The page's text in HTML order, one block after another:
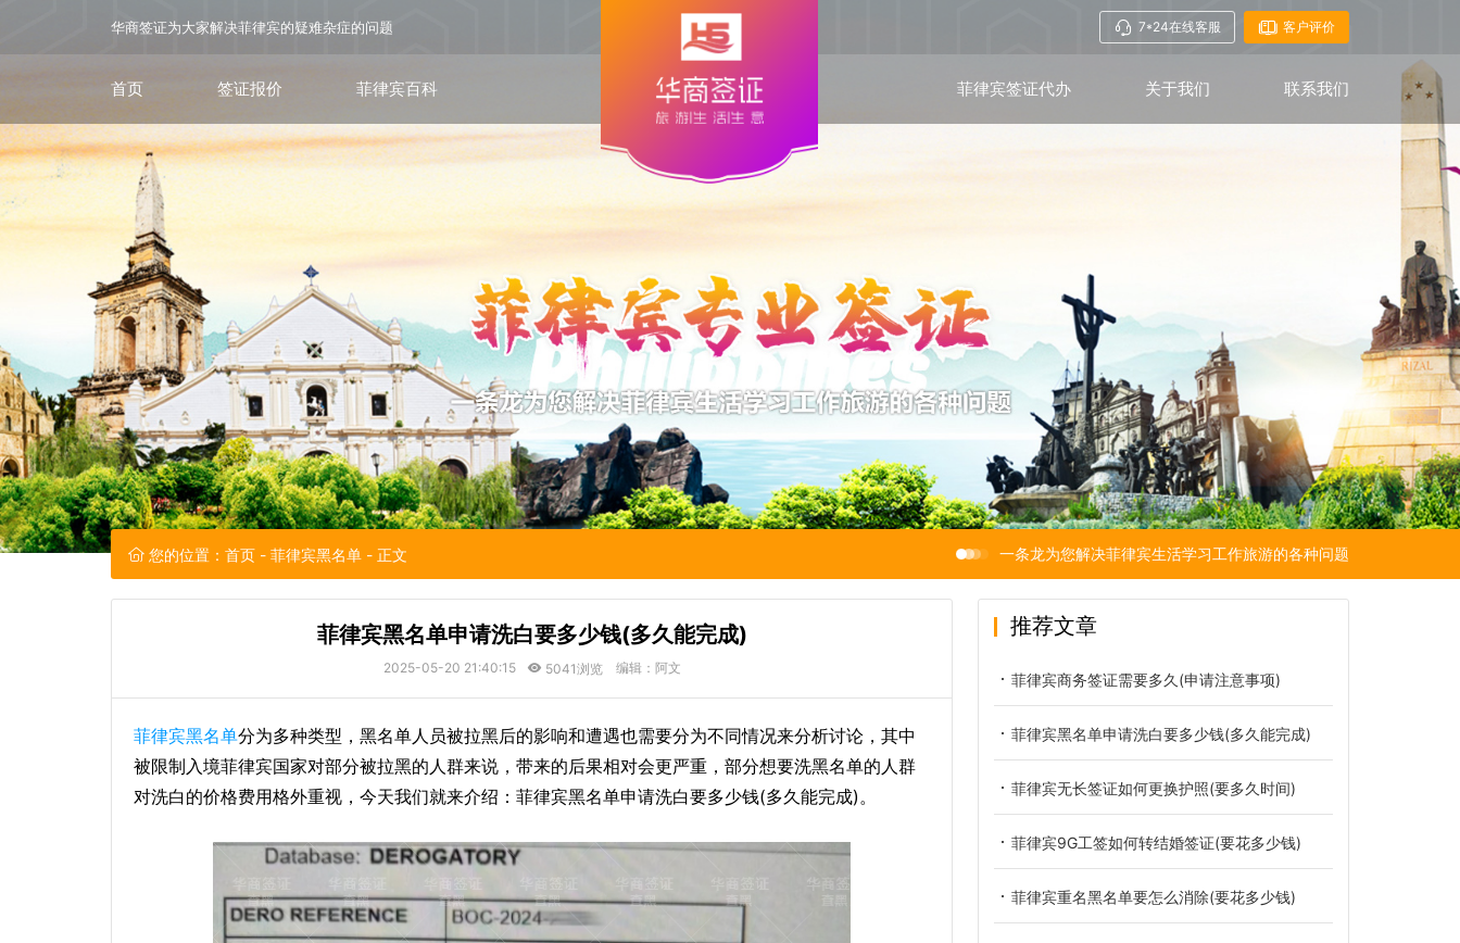
华商签证为大家解决菲律宾的疑难杂症的问题 7*24在线客服 客户评价
首页 签证报价 菲律宾百科 菲律宾签证代办 关于我们 联系我们
您的位置： 首页 - 菲律宾黑名单 - 正文 一条龙为您解决菲律宾生活学习工作旅游的各种问题
菲律宾黑名单申请洗白要多少钱(多久能完成)
2025-05-20 21:40:15 5041浏览 编辑：阿文
菲律宾黑名单分为多种类型，黑名单人员被拉黑后的影响和遭遇也需要分为不同情况来分析讨论，其中
被限制入境菲律宾国家对部分被拉黑的人群来说，带来的后果相对会更严重，部分想要洗黑名单的人群
对洗白的价格费用格外重视，今天我们就来介绍：菲律宾黑名单申请洗白要多少钱(多久能完成)。
推荐文章
菲律宾商务签证需要多久(申请注意事项)
菲律宾黑名单申请洗白要多少钱(多久能完成)
菲律宾无长签证如何更换护照(要多久时间)
菲律宾9G工签如何转结婚签证(要花多少钱)
菲律宾重名黑名单要怎么消除(要花多少钱)